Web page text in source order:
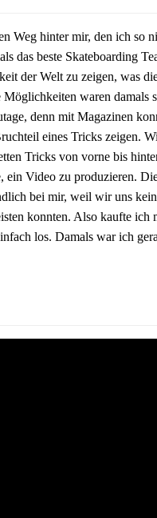
Weg hinter mir, den ich so
das beste Skateboarding
der Welt zu zeigen, was
Möglichkeiten waren damals
denn mit Magazinen
eines Tricks zeigen.
Tricks von vorne bis
ein Video zu produzieren.
bei mir, weil wir uns
konnten. Also kaufte ich
los. Damals war ich